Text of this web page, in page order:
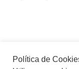
Política de